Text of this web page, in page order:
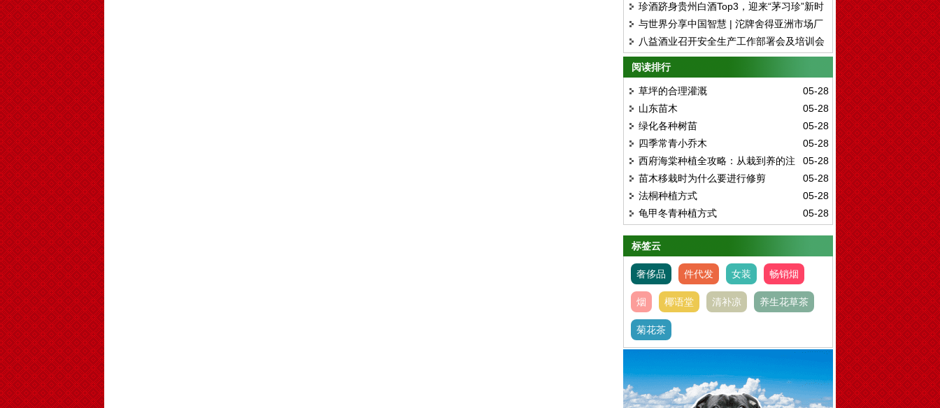
珍酒跻身贵州白酒Top3，迎来“茅习珍”新时
代
与世界分享中国智慧 | 沱牌舍得亚洲市场厂
商合作交流会圆满举行
八益酒业召开安全生产工作部署会及培训会
阅读排行
05-28
草坪的合理灌溉
05-28
山东苗木
05-28
绿化各种树苗
05-28
四季常青小乔木
05-28
西府海棠种植全攻略：从栽到养的注
意事项
05-28
苗木移栽时为什么要进行修剪
05-28
法桐种植方式
05-28
龟甲冬青种植方式
标签云
奢侈品 件代发 女装 畅销烟
烟 椰语堂 清补凉 养生花草茶
菊花茶